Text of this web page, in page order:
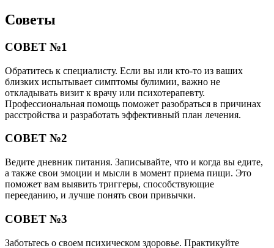
Советы
СОВЕТ №1
Обратитесь к специалисту. Если вы или кто-то из ваших
близких испытывает симптомы булимии, важно не
откладывать визит к врачу или психотерапевту.
Профессиональная помощь поможет разобраться в причинах
расстройства и разработать эффективный план лечения.
СОВЕТ №2
Ведите дневник питания. Записывайте, что и когда вы едите,
а также свои эмоции и мысли в момент приема пищи. Это
поможет вам выявить триггеры, способствующие
перееданию, и лучше понять свои привычки.
СОВЕТ №3
Заботьтесь о своем психическом здоровье. Практикуйте